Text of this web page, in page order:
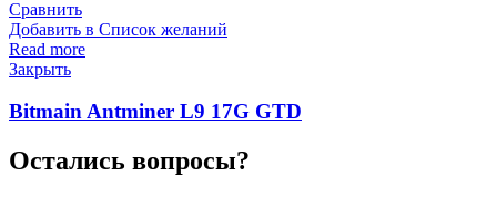
Сравнить
Добавить в Список желаний
Read more
Закрыть
Bitmain Antminer L9 17G GTD
Остались вопросы?